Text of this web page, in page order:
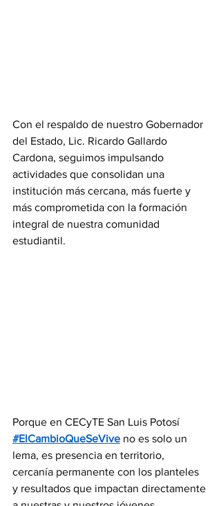
Con el respaldo de nuestro Gobernador
del Estado, Lic. Ricardo Gallardo
Cardona, seguimos impulsando
actividades que consolidan una
institución más cercana, más fuerte y
más comprometida con la formación
integral de nuestra comunidad
estudiantil.
Porque en CECyTE San Luis Potosí
#ElCambioQueSeVive no es solo un
lema, es presencia en territorio,
cercanía permanente con los planteles
y resultados que impactan directamente